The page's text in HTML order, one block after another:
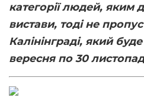
категорії людей, яким
вистави, тоді не
Калінінграді, який
вересня по 30